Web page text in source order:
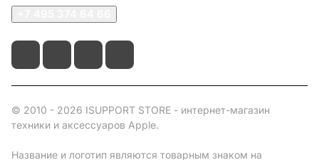
© 2010 - 2026 ISUPPORT STORE - интернет-магазин
техники и аксессуаров Apple.
Название и логотип являются товарным знаком на